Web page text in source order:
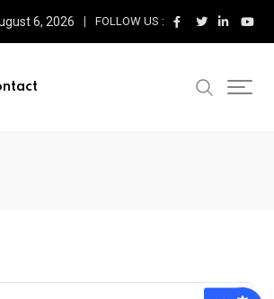
6, 2026 FOLLOW US :